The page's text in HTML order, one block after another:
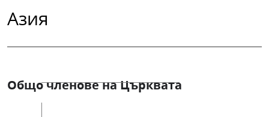
Азия
Общо членове на Църквата